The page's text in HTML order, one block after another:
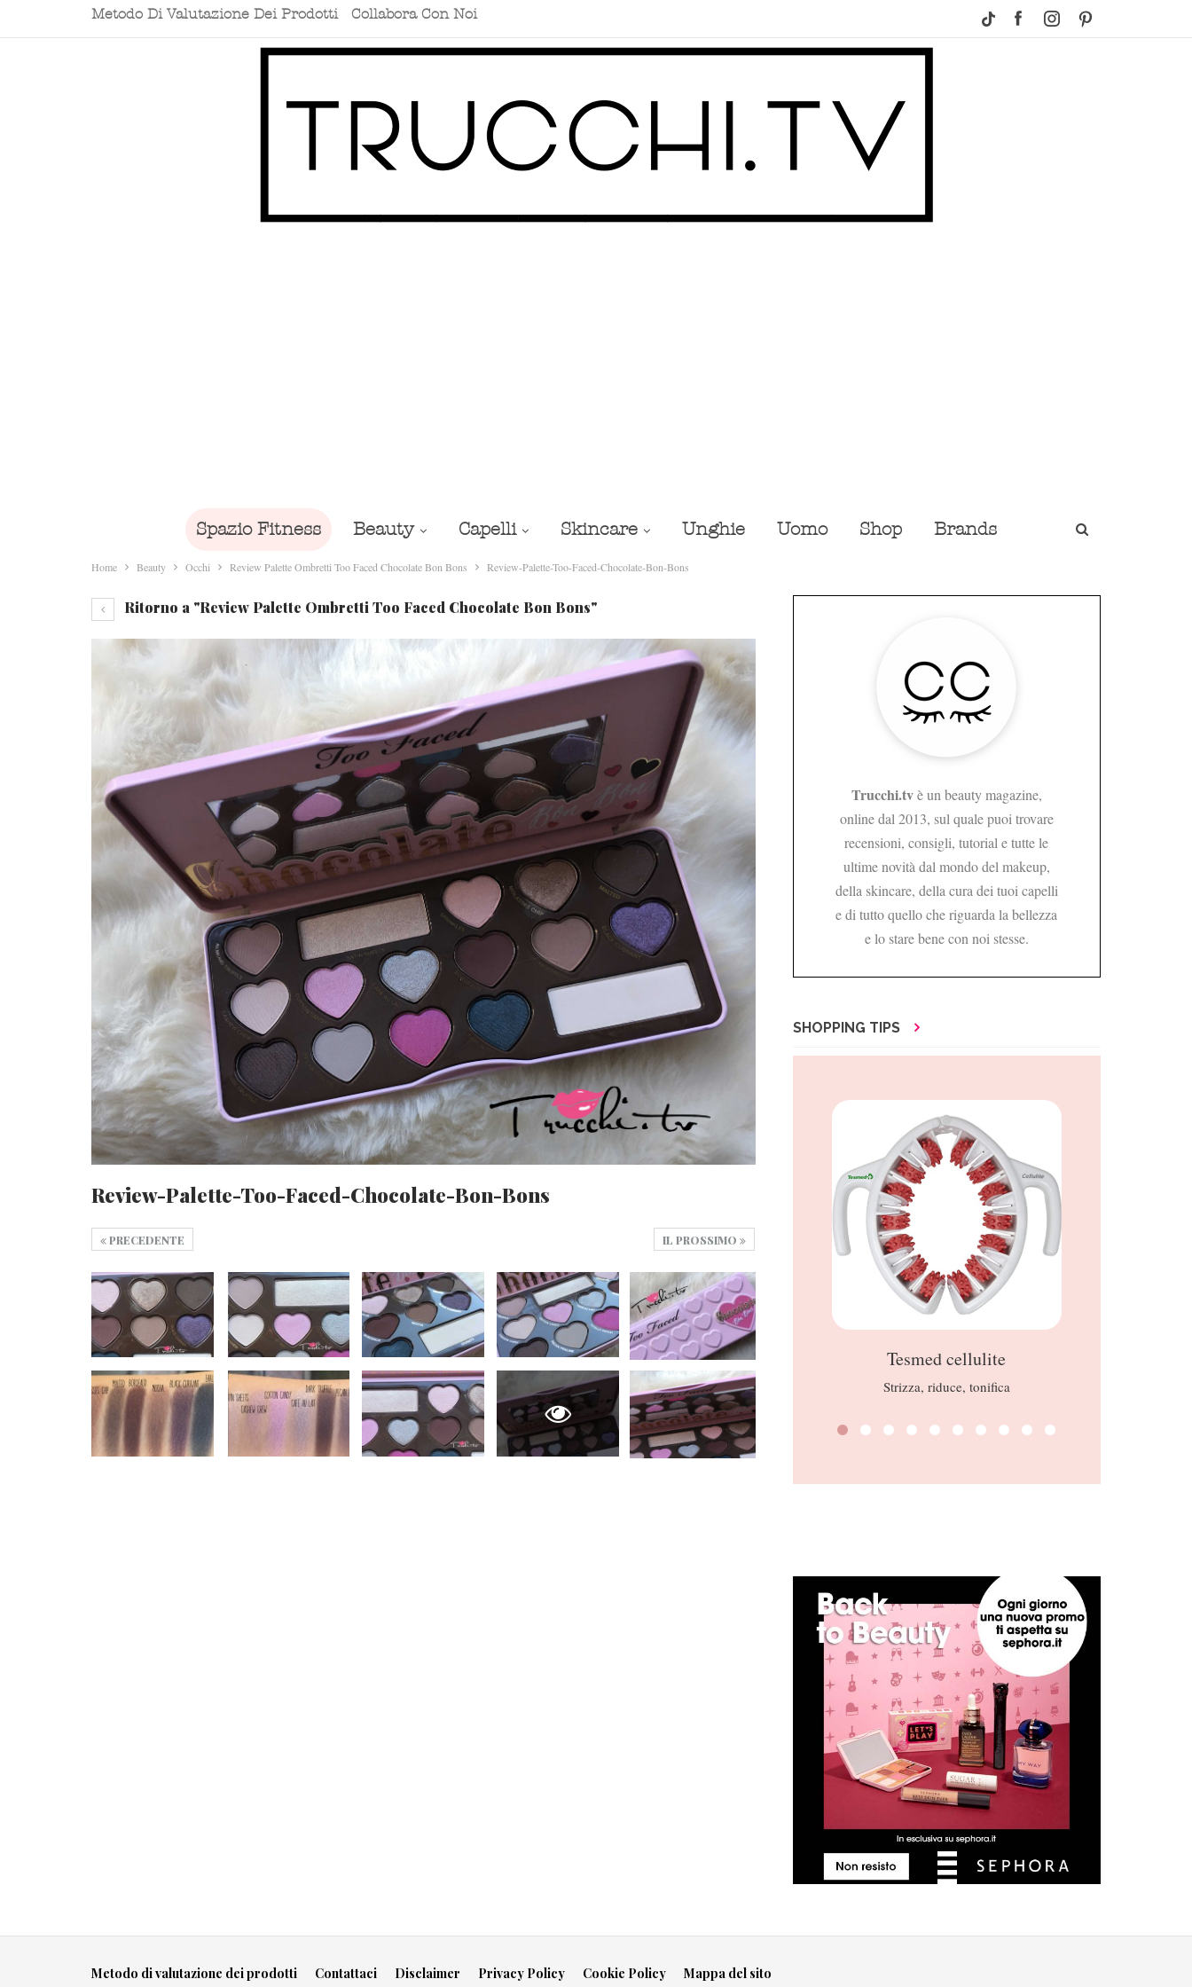
Metodo Di Valutazione Dei Prodotti Collabora Con Noi
Spazio Fitness Beauty Capelli Skincare Unghie Uomo Shop Brands
Home Beauty Occhi Review Palette Ombretti Too Faced Chocolate Bon Bons Review-Palette-Too-Faced-Chocolate-Bon-Bons
Ritorno a "Review Palette Ombretti Too Faced Chocolate Bon Bons"
Review-Palette-Too-Faced-Chocolate-Bon-Bons
IL PROSSIMO
PRECEDENTE
Trucchi.tvè un beauty magazine,
online dal 2013, sul quale puoi trovare
recensioni, consigli, tutorial e tutte le
ultime novità dal mondo del makeup,
della skincare, della cura dei tuoi capelli
e di tutto quello che riguarda la bellezza
e lo stare bene con noi stesse.
SHOPPING TIPS
Tesmed cellulite
Strizza, riduce, tonifica
Metodo di valutazione dei prodotti Contattaci Disclaimer Privacy Policy Cookie Policy Mappa del sito